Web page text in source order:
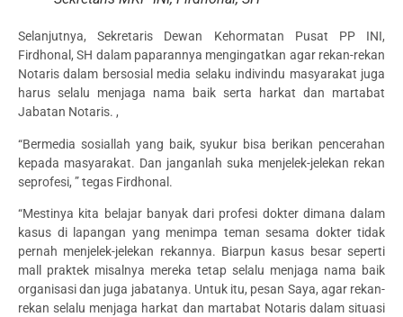
Selanjutnya, Sekretaris Dewan Kehormatan Pusat PP INI,
Firdhonal, SH dalam paparannya mengingatkan agar rekan-rekan
Notaris dalam bersosial media selaku indivindu masyarakat juga
harus selalu menjaga nama baik serta harkat dan martabat
Jabatan Notaris. ,
“Bermedia sosiallah yang baik, syukur bisa berikan pencerahan
kepada masyarakat. Dan janganlah suka menjelek-jelekan rekan
seprofesi, ” tegas Firdhonal.
“Mestinya kita belajar banyak dari profesi dokter dimana dalam
kasus di lapangan yang menimpa teman sesama dokter tidak
pernah menjelek-jelekan rekannya. Biarpun kasus besar seperti
mall praktek misalnya mereka tetap selalu menjaga nama baik
organisasi dan juga jabatanya. Untuk itu, pesan Saya, agar rekan-
rekan selalu menjaga harkat dan martabat Notaris dalam situasi